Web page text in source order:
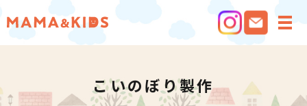
メ
こいのぼり製作